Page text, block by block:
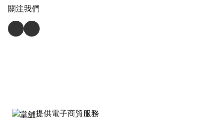
關注我們
提供電子商貿服務